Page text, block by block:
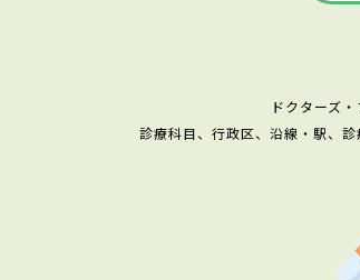
ドクターズ
診療科目、行政区、沿線・駅、